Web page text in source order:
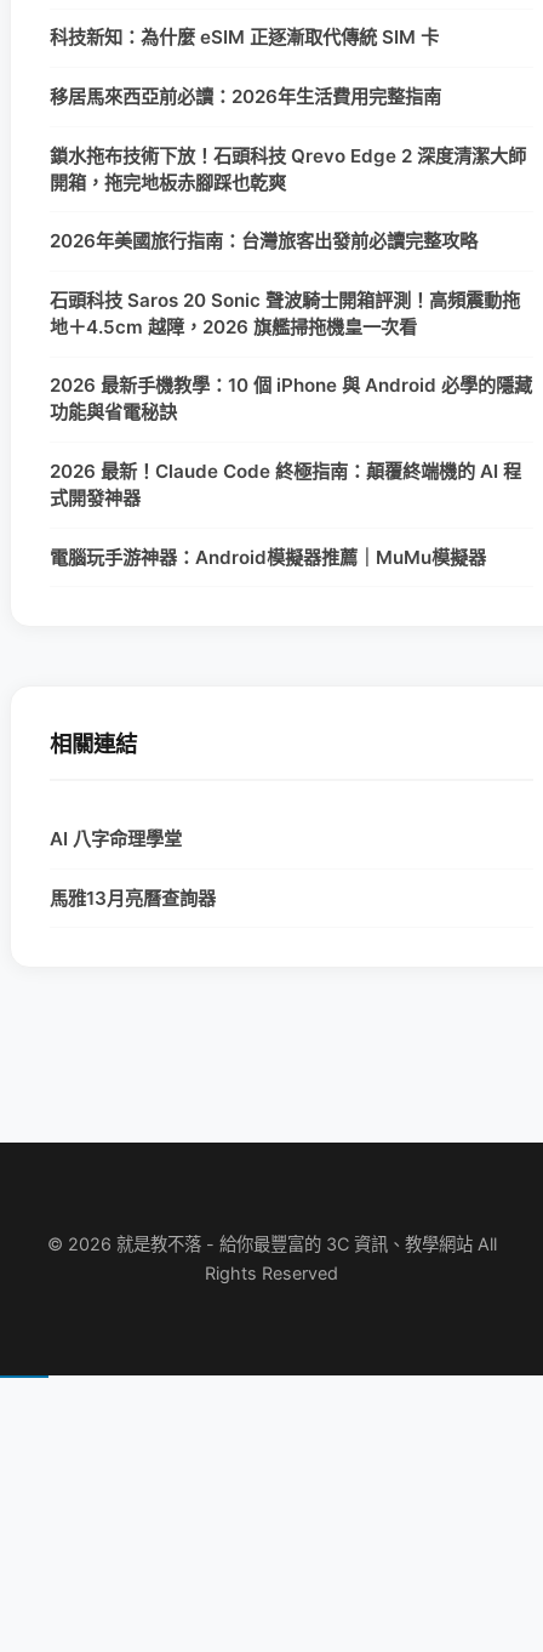
科技新知：為什麼 eSIM 正逐漸取代傳統 SIM 卡
移居馬來西亞前必讀：2026年生活費用完整指南
鎖水拖布技術下放！石頭科技 Qrevo Edge 2 深度清潔大師
開箱，拖完地板赤腳踩也乾爽
2026年美國旅行指南：台灣旅客出發前必讀完整攻略
石頭科技 Saros 20 Sonic 聲波騎士開箱評測！高頻震動拖
地＋4.5cm 越障，2026 旗艦掃拖機皇一次看
2026 最新手機教學：10 個 iPhone 與 Android 必學的隱藏
功能與省電秘訣
2026 最新！Claude Code 終極指南：顛覆終端機的 AI 程
式開發神器
電腦玩手游神器：Android模擬器推薦｜MuMu模擬器
相關連結
AI 八字命理學堂
馬雅13月亮曆查詢器
© 2026 就是教不落 - 給你最豐富的 3C 資訊、教學網站 All
Rights Reserved